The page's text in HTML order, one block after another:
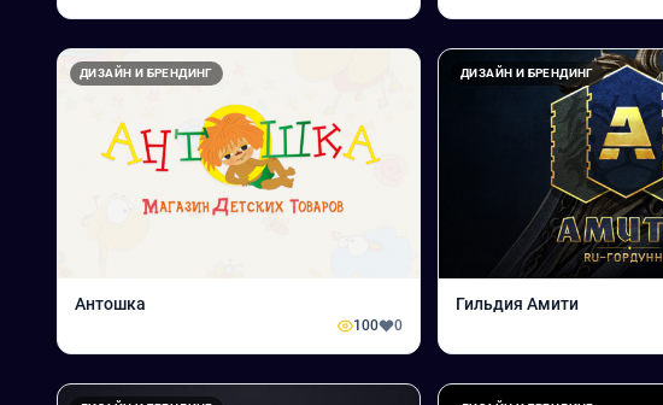
ДИЗАЙН И БРЕНДИНГ
Антошка
100 0
ДИЗАЙН И БРЕНДИНГ
Гильдия Амити